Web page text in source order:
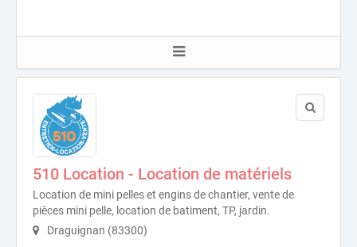
510 Location - Location de matériels
Location de mini pelles et engins de chantier, vente de
pièces mini pelle, location de batiment, TP, jardin.
Draguignan (83300)